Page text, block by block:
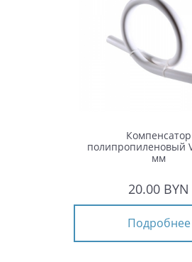
Компенсатор
полипропиленовый
мм
20.00 BYN
Подробнее